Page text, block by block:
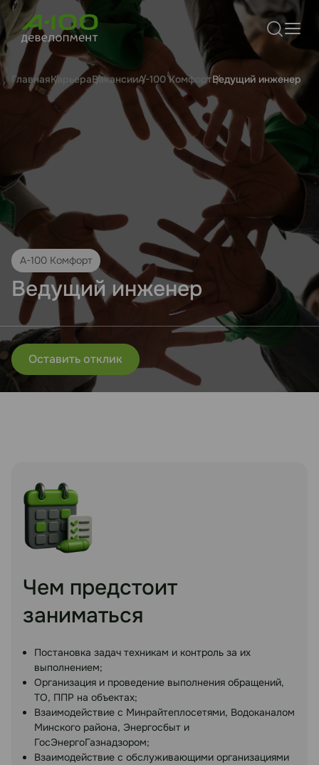
ГлавнаяКарьераВакансииА-100 КомфортВедущий инженер
А-100 Комфорт
Ведущий инженер
Оставить отклик
Чем предстоит
заниматься
Постановка задач техникам и контроль за их
выполнением;
Организация и проведение выполнения обращений,
ТО, ППР на объектах;
Взаимодействие с Минрайтеплосетями, Водоканалом
Минского района, Энергосбыт и
ГосЭнергоГазнадзором;
Взаимодействие с обслуживающими организациями